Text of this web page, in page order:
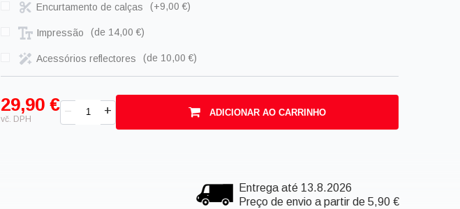
Encurtamento de calças
(+9,00 €)
Impressão (de 14,00 €)
Acessórios reflectores (de 10,00 €)
29,90 €
vč. DPH
– + ADICIONAR AO CARRINHO
Entrega até 13.8.2026
Preço de envio a partir de 5,90 €